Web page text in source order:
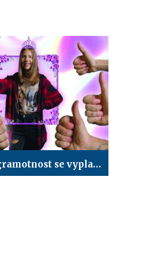
Mediální gramotnost se vyplatí: Vykecávačka